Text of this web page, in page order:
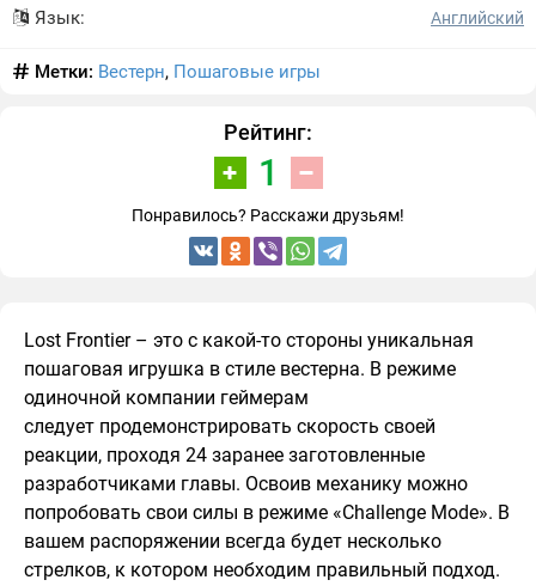
Язык: Английский
Метки: Вестерн, Пошаговые игры
Рейтинг:
1
Понравилось? Расскажи друзьям!
Lost Frontier – это с какой-то стороны уникальная
пошаговая игрушка в стиле вестерна. В режиме
одиночной компании геймерам
следует продемонстрировать скорость своей
реакции, проходя 24 заранее заготовленные
разработчиками главы. Освоив механику можно
попробовать свои силы в режиме «Challenge Mode». В
вашем распоряжении всегда будет несколько
стрелков, к котором необходим правильный подход.